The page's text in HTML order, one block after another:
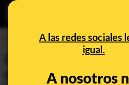
A las redes sociales
igual.
A nosotros
Qué sabemos de
contra un